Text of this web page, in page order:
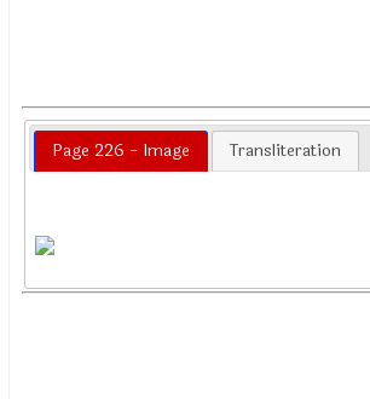
Page 226 - Image Transliteration